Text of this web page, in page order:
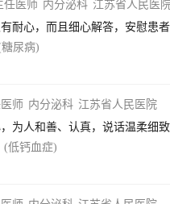
任医师 内分泌科 江苏省人民医
耐心，而且细心解答，安慰患
尿病)
师 内分泌科 江苏省人民医院
为人和善、认真，说话温柔细
(低钙血症)